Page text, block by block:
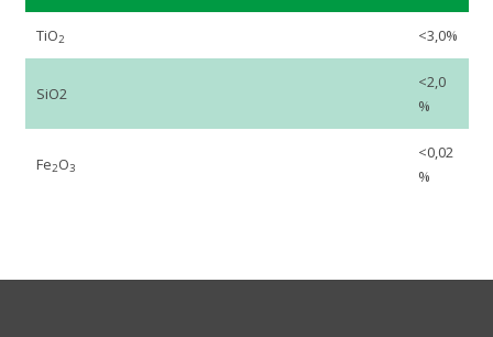
TiO2 <3,0%
SiO2
<2,0
%
Fe2O3
<0,02
%